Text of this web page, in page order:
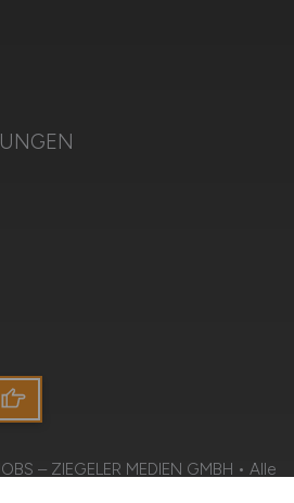
– ZIEGELER MEDIEN GMBH • Alle